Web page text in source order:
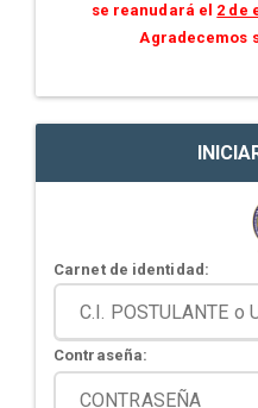
se reanudará el 2 de
Agradecemos
Carnet de identidad:
Contraseña: